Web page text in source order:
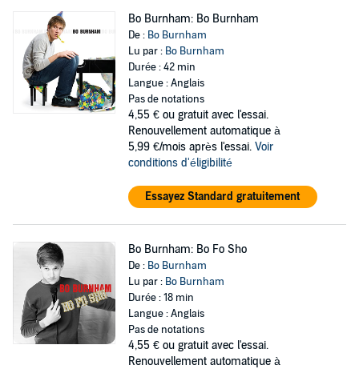
Bo Burnham: Bo Burnham
De : Bo Burnham
Lu par : Bo Burnham
Durée : 42 min
Langue : Anglais
Pas de notations
4,55 € ou gratuit avec l'essai.
Renouvellement automatique à
5,99 €/mois après l'essai. Voir
conditions d'éligibilité
Essayez Standard gratuitement
Bo Burnham: Bo Fo Sho
De : Bo Burnham
Lu par : Bo Burnham
Durée : 18 min
Langue : Anglais
Pas de notations
4,55 € ou gratuit avec l'essai.
Renouvellement automatique à